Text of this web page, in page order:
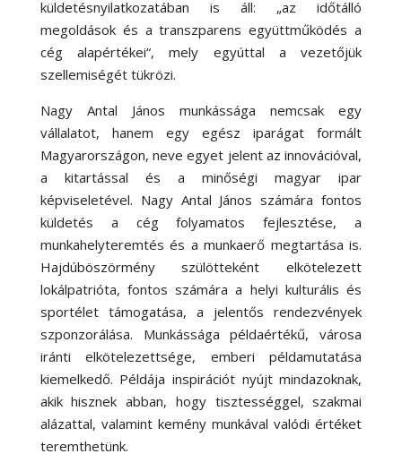
küldetésnyilatkozatában is áll: „az időtálló
megoldások és a transzparens együttműködés a
cég alapértékei“, mely egyúttal a vezetőjük
szellemiségét tükrözi.
Nagy Antal János munkássága nemcsak egy
vállalatot, hanem egy egész iparágat formált
Magyarországon, neve egyet jelent az innovációval,
a kitartással és a minőségi magyar ipar
képviseletével. Nagy Antal János számára fontos
küldetés a cég folyamatos fejlesztése, a
munkahelyteremtés és a munkaerő megtartása is.
Hajdúböszörmény szülötteként elkötelezett
lokálpatrióta, fontos számára a helyi kulturális és
sportélet támogatása, a jelentős rendezvények
szponzorálása. Munkássága példaértékű, városa
iránti elkötelezettsége, emberi példamutatása
kiemelkedő. Példája inspirációt nyújt mindazoknak,
akik hisznek abban, hogy tisztességgel, szakmai
alázattal, valamint kemény munkával valódi értéket
teremthetünk.